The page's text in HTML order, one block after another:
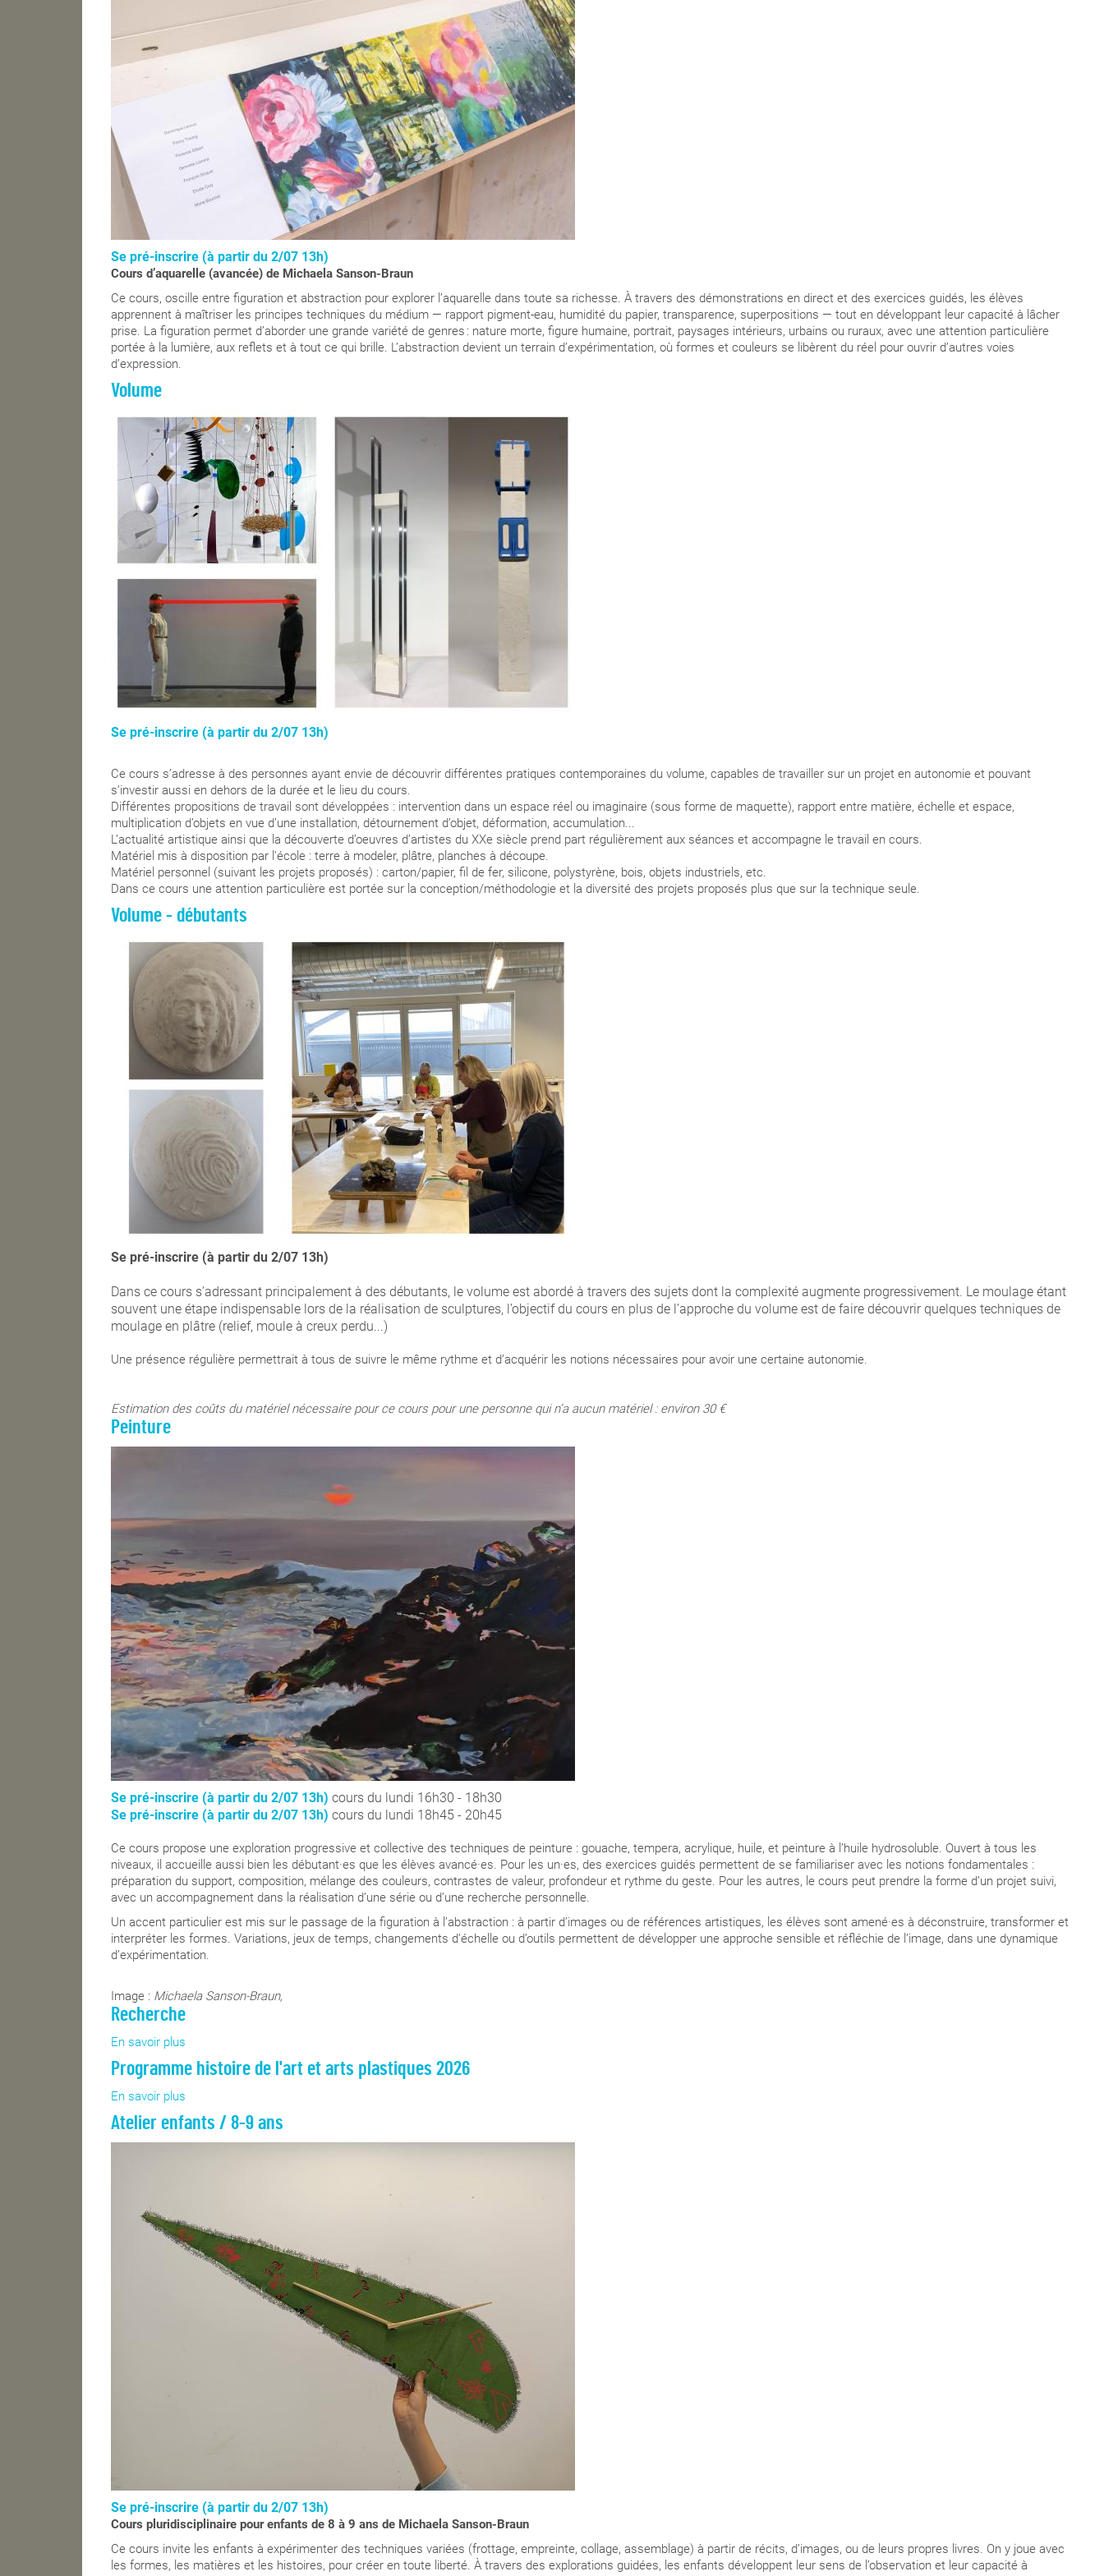
Se pré-inscrire (à partir du 2/07 13h)
Cours d’aquarelle (avancée) de Michaela Sanson-Braun
Ce cours, oscille entre figuration et abstraction pour explorer l’aquarelle dans toute sa richesse. À travers des démonstrations en direct et des exercices guidés, les élèves
apprennent à maîtriser les principes techniques du médium — rapport pigment-eau, humidité du papier, transparence, superpositions — tout en développant leur capacité à lâcher
prise. La figuration permet d’aborder une grande variété de genres : nature morte, figure humaine, portrait, paysages intérieurs, urbains ou ruraux, avec une attention particulière
portée à la lumière, aux reflets et à tout ce qui brille. L’abstraction devient un terrain d’expérimentation, où formes et couleurs se libèrent du réel pour ouvrir d’autres voies
d’expression.
Volume
Se pré-inscrire (à partir du 2/07 13h)
Ce cours s’adresse à des personnes ayant envie de découvrir différentes pratiques contemporaines du volume, capables de travailler sur un projet en autonomie et pouvant
s’investir aussi en dehors de la durée et le lieu du cours.
Différentes propositions de travail sont développées : intervention dans un espace réel ou imaginaire (sous forme de maquette), rapport entre matière, échelle et espace,
multiplication d’objets en vue d’une installation, détournement d’objet, déformation, accumulation...
L’actualité artistique ainsi que la découverte d’oeuvres d’artistes du XXe siècle prend part régulièrement aux séances et accompagne le travail en cours.
Matériel mis à disposition par l’école : terre à modeler, plâtre, planches à découpe.
Matériel personnel (suivant les projets proposés) : carton/papier, fil de fer, silicone, polystyrène, bois, objets industriels, etc.
Dans ce cours une attention particulière est portée sur la conception/méthodologie et la diversité des projets proposés plus que sur la technique seule.
Volume - débutants
Se pré-inscrire (à partir du 2/07 13h)
Dans ce cours s’adressant principalement à des débutants, le volume est abordé à travers des sujets dont la complexité augmente progressivement. Le moulage étant
souvent une étape indispensable lors de la réalisation de sculptures, l’objectif du cours en plus de l’approche du volume est de faire découvrir quelques techniques de
moulage en plâtre (relief, moule à creux perdu...)
Une présence régulière permettrait à tous de suivre le même rythme et d’acquérir les notions nécessaires pour avoir une certaine autonomie.
Estimation des coûts du matériel nécessaire pour ce cours pour une personne qui n’a aucun matériel : environ 30 €
Peinture
Se pré-inscrire (à partir du 2/07 13h) cours du lundi 16h30 - 18h30
Se pré-inscrire (à partir du 2/07 13h) cours du lundi 18h45 - 20h45
Ce cours propose une exploration progressive et collective des techniques de peinture : gouache, tempera, acrylique, huile, et peinture à l’huile hydrosoluble. Ouvert à tous les
niveaux, il accueille aussi bien les débutant·es que les élèves avancé·es. Pour les un·es, des exercices guidés permettent de se familiariser avec les notions fondamentales :
préparation du support, composition, mélange des couleurs, contrastes de valeur, profondeur et rythme du geste. Pour les autres, le cours peut prendre la forme d’un projet suivi,
avec un accompagnement dans la réalisation d’une série ou d’une recherche personnelle.
Un accent particulier est mis sur le passage de la figuration à l’abstraction : à partir d’images ou de références artistiques, les élèves sont amené·es à déconstruire, transformer et
interpréter les formes. Variations, jeux de temps, changements d’échelle ou d’outils permettent de développer une approche sensible et réfléchie de l’image, dans une dynamique
d’expérimentation.
Image : Michaela Sanson-Braun,
Recherche
En savoir plus
Recherche
Programme histoire de l'art et arts plastiques 2026
En savoir plus
Programme
histoire
de
2026
Atelier enfants / 8-9 ans
Se pré-inscrire (à partir du 2/07 13h)
Cours pluridisciplinaire pour enfants de 8 à 9 ans de Michaela Sanson-Braun
Ce cours invite les enfants à expérimenter des techniques variées (frottage, empreinte, collage, assemblage) à partir de récits, d’images, ou de leurs propres livres. On y joue avec
les formes, les matières et les histoires, pour créer en toute liberté. À travers des explorations guidées, les enfants développent leur sens de l’observation et leur capacité à